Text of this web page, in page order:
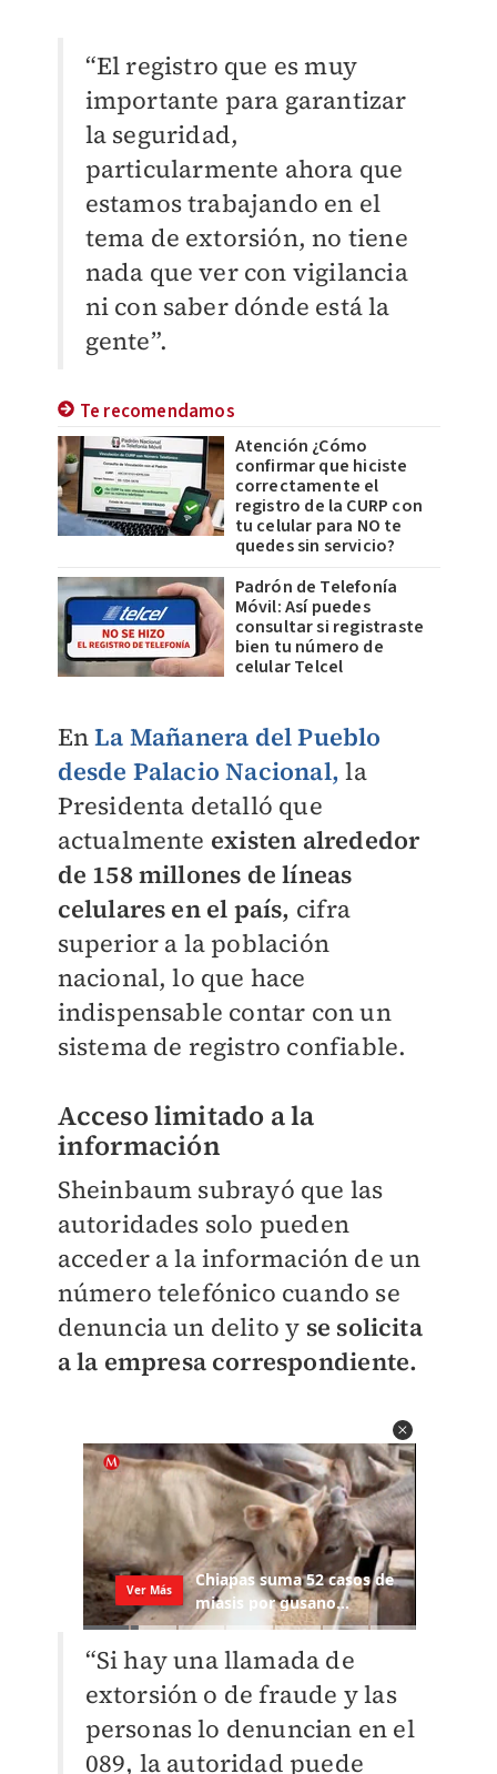
“El registro que es muy
importante para garantizar
la seguridad,
particularmente ahora que
estamos trabajando en el
tema de extorsión, no tiene
nada que ver con vigilancia
ni con saber dónde está la
gente”.
Te recomendamos
Atención ¿Cómo
confirmar que hiciste
correctamente el
registro de la CURP con
tu celular para NO te
quedes sin servicio?
Padrón de Telefonía
Móvil: Así puedes
consultar si registraste
bien tu número de
celular Telcel
EnLa Mañanera del Pueblo
desde Palacio Nacional, la
Presidenta detalló que
actualmente existen alrededor
de 158 millones de líneas
celulares en el país, cifra
superior a la población
nacional, lo que hace
indispensable contar con un
sistema de registro confiable.
Acceso limitado a la
información
Sheinbaum subrayó que las
autoridades solo pueden
acceder a la información de un
número telefónico cuando se
denuncia un delito y se solicita
a la empresa correspondiente.
“Si hay una llamada de
extorsión o de fraude y las
personas lo denuncian en el
089, la autoridad puede